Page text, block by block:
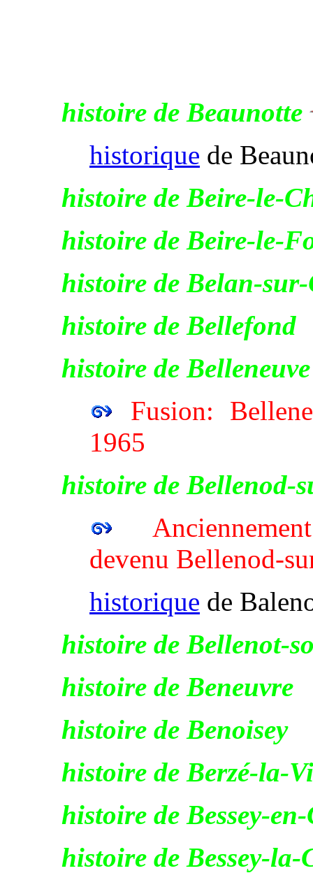
histoire de Beaunotte
historique de
histoire de Beire-le-
histoire de Beire-le-
histoire de Belan-
histoire de Bellefond
histoire de Belleneuve
Fusion:
1965
histoire de Bellenod-
devenu Bellenod-
historique de
histoire de Bellenot-
histoire de Beneuvre
histoire de Benoisey
histoire de Berzé-la-
histoire de Bessey-
histoire de Bessey-la-